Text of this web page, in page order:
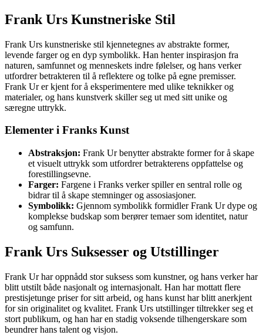
Frank Urs Kunstneriske Stil
Frank Urs kunstneriske stil kjennetegnes av abstrakte former,
levende farger og en dyp symbolikk. Han henter inspirasjon fra
naturen, samfunnet og menneskets indre følelser, og hans verker
utfordrer betrakteren til å reflektere og tolke på egne premisser.
Frank Ur er kjent for å eksperimentere med ulike teknikker og
materialer, og hans kunstverk skiller seg ut med sitt unike og
særegne uttrykk.
Elementer i Franks Kunst
Abstraksjon: Frank Ur benytter abstrakte former for å skape
et visuelt uttrykk som utfordrer betrakterens oppfattelse og
forestillingsevne.
Farger: Fargene i Franks verker spiller en sentral rolle og
bidrar til å skape stemninger og assosiasjoner.
Symbolikk: Gjennom symbolikk formidler Frank Ur dype og
komplekse budskap som berører temaer som identitet, natur
og samfunn.
Frank Urs Suksesser og Utstillinger
Frank Ur har oppnådd stor suksess som kunstner, og hans verker har
blitt utstilt både nasjonalt og internasjonalt. Han har mottatt flere
prestisjetunge priser for sitt arbeid, og hans kunst har blitt anerkjent
for sin originalitet og kvalitet. Frank Urs utstillinger tiltrekker seg et
stort publikum, og han har en stadig voksende tilhengerskare som
beundrer hans talent og visjon.